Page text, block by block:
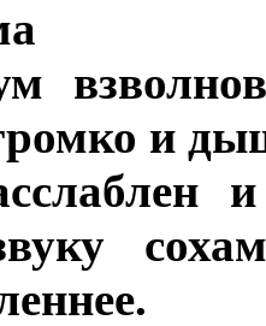
и
и